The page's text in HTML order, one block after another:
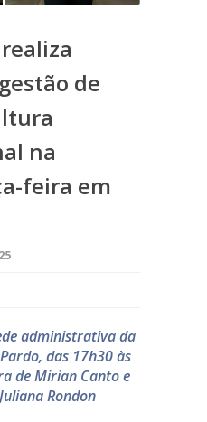
de
na
feira em
administrativa da
das 17h30 às
de Mirian Canto e
Rondon